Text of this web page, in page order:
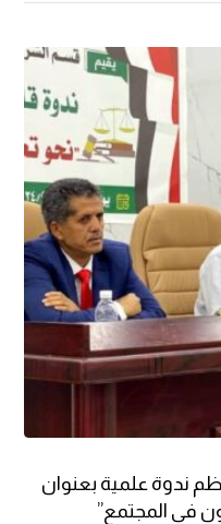
ندوة علمية بعنوان
في المجتمع”